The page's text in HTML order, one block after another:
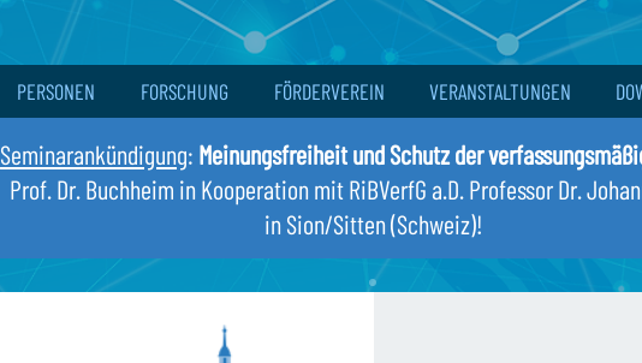
PERSONEN FORSCHUNG FÖRDERVEREIN VERANSTALTUNGEN
Seminarankündigung: Meinungsfreiheit und Schutz der
Prof. Dr. Buchheim in Kooperation mit RiBVerfG a.D. Professor Dr.
in Sion/Sitten (Schweiz)!